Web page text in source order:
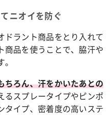
ニオイを防ぐ
ドラント商品をとり入れて
商品を使うことで、脇汗や
ちろん、汗をかいたあとの
るスプレータイプやピンポ
タイプ、密着度の高いステ